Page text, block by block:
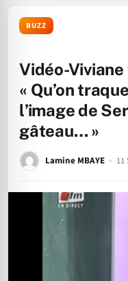
BUZZ
Vidéo-
« Qu’on
l’image de
gâteau… »
Lamine MBAYE 11